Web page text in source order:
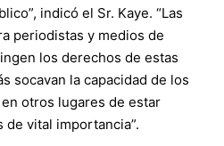
indicó el Sr. Kaye. “Las
periodistas y medios de
los derechos de estas
socavan la capacidad de los
otros lugares de estar
vital importancia”.